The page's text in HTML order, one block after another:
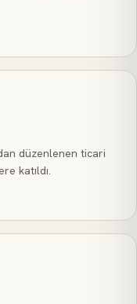
düzenlenen ticari
katıldı.